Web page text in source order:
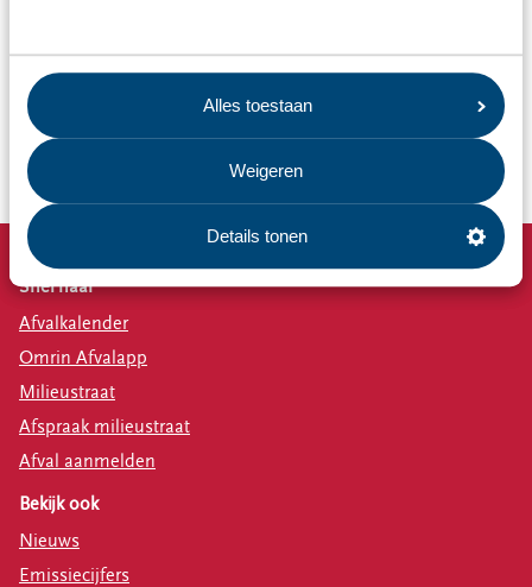
Alles toestaan
Weigeren
Details tonen
mallen voor de composietindustrie en ook duurzame
concepten voor de bouw. De Koningin besluit haar bezoek
aan Friesland bij Miedema Bouwmaterialen in Leeuwarden –
dat zich richt op de gehele circulaire bouwketen en biobased
bouwen.
Snel naar
Afvalkalender
Omrin Afvalapp
Milieustraat
Afspraak milieustraat
Afval aanmelden
Bekijk ook
Nieuws
Emissiecijfers